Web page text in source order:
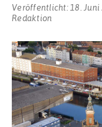
Veröffentlicht: 18. Juni
Redaktion